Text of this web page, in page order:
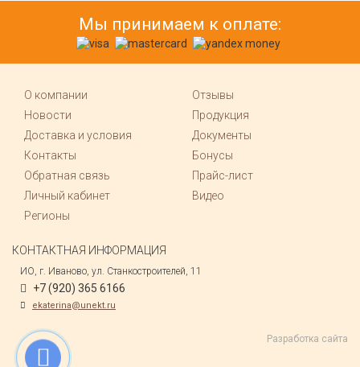
Мы принимаем к оплате:
О компании
Отзывы
Новости
Продукция
Доставка и условия
Документы
Контакты
Бонусы
Обратная связь
Прайс-лист
Личный кабинет
Видео
Регионы
КОНТАКТНАЯ ИНФОРМАЦИЯ
ИО, г. Иваново, ул. Станкостроителей, 11
+7 (920) 365 6166
ekaterina@unekt.ru
Разработка сайта